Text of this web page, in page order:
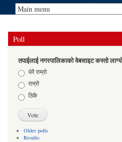
Poll
तपाईलाई नगरपालिकाको वेबसाइट कस्तो
Choicesधेरै राम्रो
राम्रो
ठिकै
Older polls
Results